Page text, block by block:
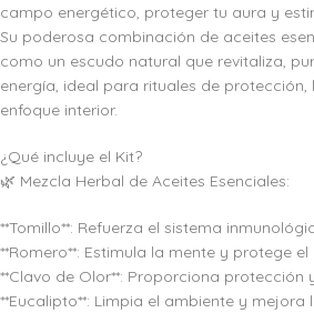
campo energético, proteger tu aura y
Su poderosa combinación de aceites
como un escudo natural que revitaliza,
energía, ideal para rituales de protección,
enfoque interior.
¿Qué incluye el Kit?
🌿 Mezcla Herbal de Aceites Esenciales:
**Tomillo**: Refuerza el sistema
**Romero**: Estimula la mente y protege
**Clavo de Olor**: Proporciona protección
**Eucalipto**: Limpia el ambiente y mejora